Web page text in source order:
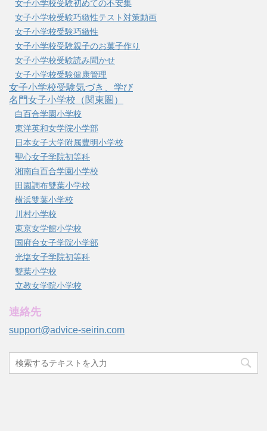
女子小学校受験初めての不安集
女子小学校受験巧緻性テスト対策動画
女子小学校受験巧緻性
女子小学校受験親子のお菓子作り
女子小学校受験読み聞かせ
女子小学校受験健康管理
女子小学校受験気づき、学び
名門女子小学校（関東圏）
白百合学園小学校
東洋英和女学院小学部
日本女子大学附属豊明小学校
聖心女子学院初等科
湘南白百合学園小学校
田園調布雙葉小学校
横浜雙葉小学校
川村小学校
東京女学館小学校
国府台女子学院小学部
光塩女子学院初等科
雙葉小学校
立教女学院小学校
連絡先
support@advice-seirin.com